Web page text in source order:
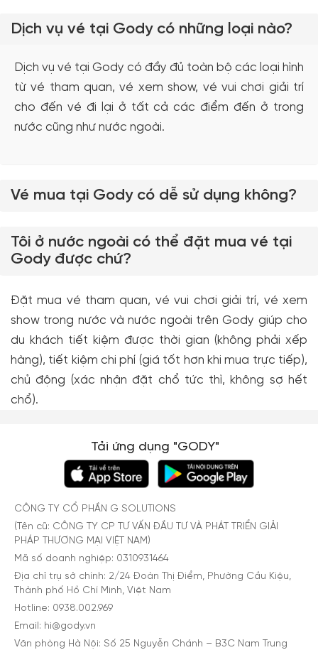
Dịch vụ vé tại Gody có những loại nào?
Dịch vụ vé tại Gody có đầy đủ toàn bộ các loại hình
từ vé tham quan, vé xem show, vé vui chơi giải trí
cho đến vé đi lại ở tất cả các điểm đến ở trong
nước cũng như nước ngoài.
Vé mua tại Gody có dễ sử dụng không?
Tôi ở nước ngoài có thể đặt mua vé tại
Gody được chứ?
Đặt mua vé tham quan, vé vui chơi giải trí, vé xem
show trong nước và nước ngoài trên Gody giúp cho
du khách tiết kiệm được thời gian (không phải xếp
hàng), tiết kiệm chi phí (giá tốt hơn khi mua trực tiếp),
chủ động (xác nhận đặt chổ tức thì, không sợ hết
chổ).
Tải ứng dụng "GODY"
CÔNG TY CỔ PHẦN G SOLUTIONS
(Tên cũ: CÔNG TY CP TƯ VẤN ĐẦU TƯ VÀ PHÁT TRIỂN GIẢI
PHÁP THƯƠNG MẠI VIỆT NAM)
Mã số doanh nghiệp: 0310931464
Địa chỉ trụ sở chính: 2/24 Đoàn Thị Điểm, Phường Cầu Kiệu,
Thành phố Hồ Chí Minh, Việt Nam
Hotline: 0938.002.969
Email: hi@gody.vn
Văn phòng Hà Nội: Số 25 Nguyễn Chánh – B3C Nam Trung